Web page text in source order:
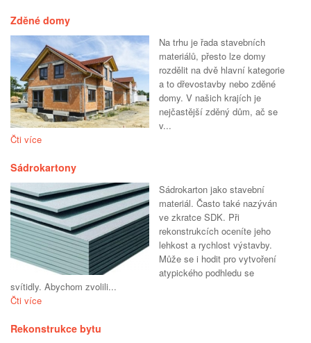
Zděné domy
Na trhu je řada stavebních
materiálů, přesto lze domy
rozdělit na dvě hlavní kategorie
a to dřevostavby nebo zděné
domy. V našich krajích je
nejčastější zděný dům, ač se
v...
Čti více
Sádrokartony
Sádrokarton jako stavební
materiál. Často také nazýván
ve zkratce SDK. Při
rekonstrukcích oceníte jeho
lehkost a rychlost výstavby.
Může se i hodit pro vytvoření
atypického podhledu se
svítidly. Abychom zvolili...
Čti více
Rekonstrukce bytu